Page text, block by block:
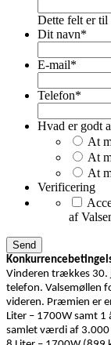
Dette felt er
Dit navn*
E-mail*
Telefon*
Hvad er godt
At
At
At
Verificering
af
Vinderen trækkes 30.
telefon. Valsemøllen
videren. Præmien er
Liter – 1700W samt 1
samlet værdi af 3.000